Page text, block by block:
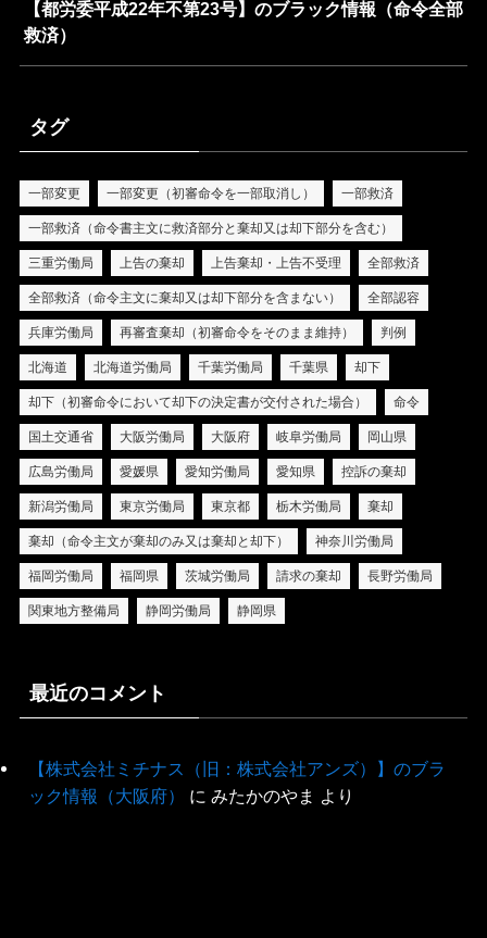
【都労委平成22年不第23号】のブラック情報（命令全部
救済）
タグ
一部変更 一部変更（初審命令を一部取消し） 一部救済
一部救済（命令書主文に救済部分と棄却又は却下部分を含む）
三重労働局 上告の棄却 上告棄却・上告不受理 全部救済
全部救済（命令主文に棄却又は却下部分を含まない） 全部認容
兵庫労働局 再審査棄却（初審命令をそのまま維持） 判例
北海道 北海道労働局 千葉労働局 千葉県 却下
却下（初審命令において却下の決定書が交付された場合） 命令
国土交通省 大阪労働局 大阪府 岐阜労働局 岡山県
広島労働局 愛媛県 愛知労働局 愛知県 控訴の棄却
新潟労働局 東京労働局 東京都 栃木労働局 棄却
棄却（命令主文が棄却のみ又は棄却と却下） 神奈川労働局
福岡労働局 福岡県 茨城労働局 請求の棄却 長野労働局
関東地方整備局 静岡労働局 静岡県
最近のコメント
【株式会社ミチナス（旧：株式会社アンズ）】のブラ
ック情報（大阪府）
に みたかのやま より